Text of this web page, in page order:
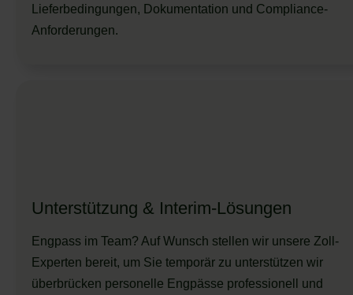
Lieferbedingungen, Dokumentation und Compliance-
Anforderungen.
Unterstützung & Interim-Lösungen
Engpass im Team? Auf Wunsch stellen wir unsere Zoll-
Experten bereit, um Sie temporär zu unterstützen wir
überbrücken personelle Engpässe professionell und